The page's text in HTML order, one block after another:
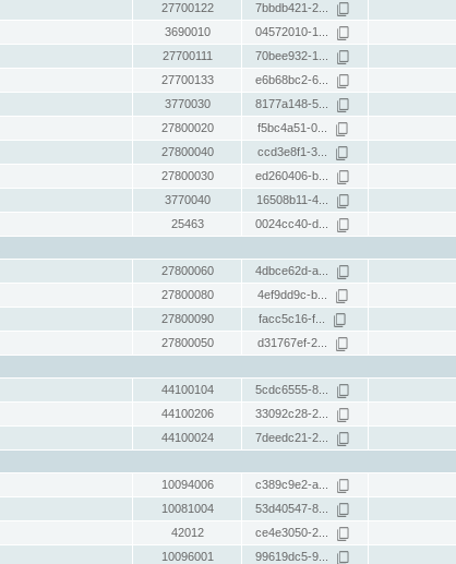
27700122 7bbdb421-2...
3690010 04572010-1...
27700111 70bee932-1...
27700133 e6b68bc2-6...
3770030 8177a148-5...
27800020 f5bc4a51-0...
27800040 ccd3e8f1-3...
27800030 ed260406-b...
3770040 16508b11-4...
25463 0024cc40-d...
27800060 4dbce62d-a...
27800080 4ef9dd9c-b...
27800090 facc5c16-f...
27800050 d31767ef-2...
44100104 5cdc6555-8...
44100206 33092c28-2...
44100024 7deedc21-2...
10094006 c389c9e2-a...
10081004 53d40547-8...
42012 ce4e3050-2...
10096001 99619dc5-9...